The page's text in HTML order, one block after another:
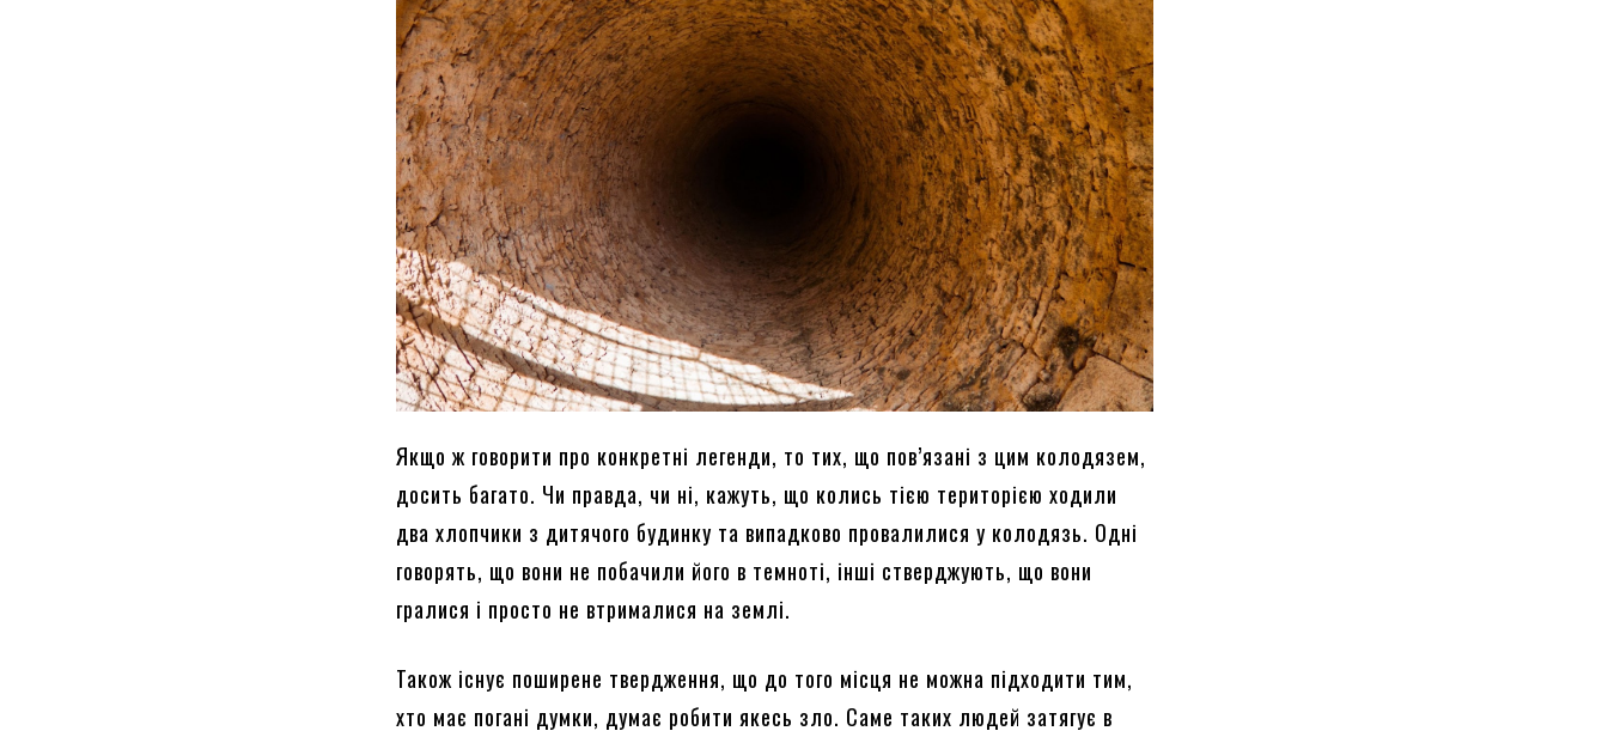
Якщо ж говорити про конкретні легенди, то тих, що пов’язані з цим колодязем,
досить багато. Чи правда, чи ні, кажуть, що колись тією територією ходили
два хлопчики з дитячого будинку та випадково провалилися у колодязь. Одні
говорять, що вони не побачили його в темноті, інші стверджують, що вони
гралися і просто не втрималися на землі.
Також існує поширене твердження, що до того місця не можна підходити тим,
хто має погані думки, думає робити якесь зло. Саме таких людей затягує в